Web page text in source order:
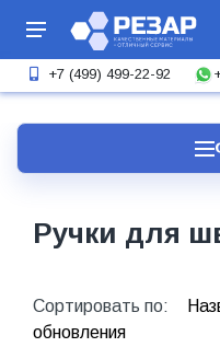
+7 (499) 499-22-92
Ручки для
Сортировать по:
обновления